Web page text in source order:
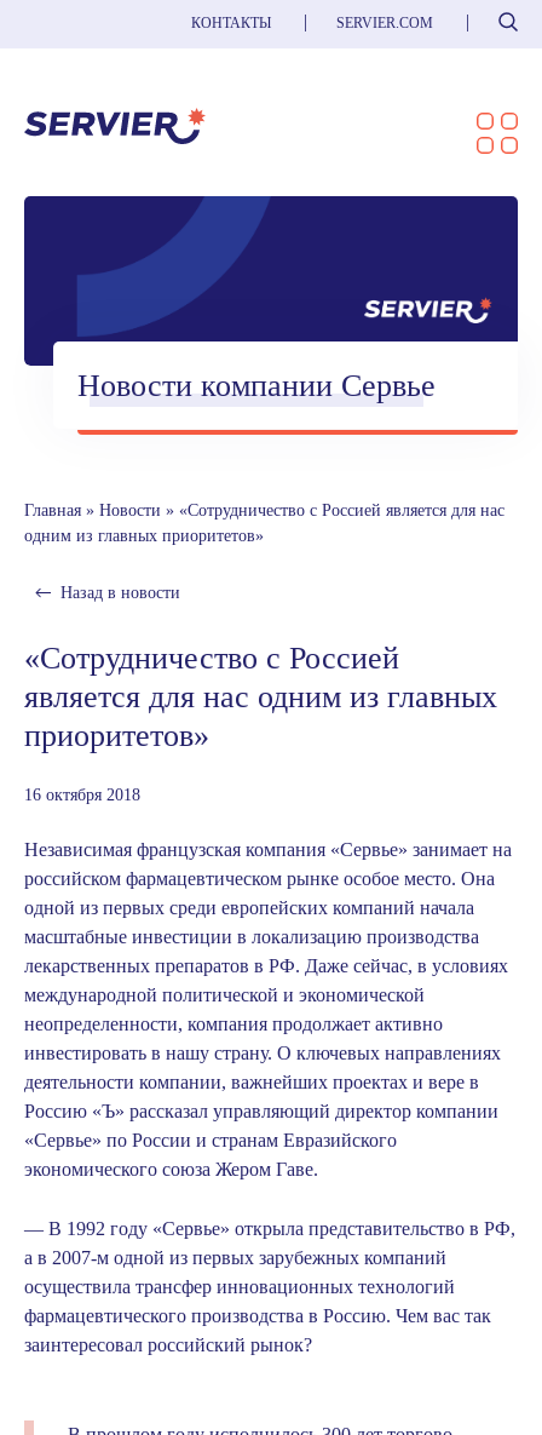
КОНТАКТЫ SERVIER.COM Поиск
Новости компании Сервье
Главная » Новости » «Сотрудничество с Россией является для нас
одним из главных приоритетов»
Назад в новости
«Сотрудничество с Россией
является для нас одним из главных
приоритетов»
16 октября 2018
Независимая французская компания «Сервье» занимает на
российском фармацевтическом рынке особое место. Она
одной из первых среди европейских компаний начала
масштабные инвестиции в локализацию производства
лекарственных препаратов в РФ. Даже сейчас, в условиях
международной политической и экономической
неопределенности, компания продолжает активно
инвестировать в нашу страну. О ключевых направлениях
деятельности компании, важнейших проектах и вере в
Россию «Ъ» рассказал управляющий директор компании
«Сервье» по России и странам Евразийского
экономического союза Жером Гаве.
— В 1992 году «Сервье» открыла представительство в РФ,
а в 2007-м одной из первых зарубежных компаний
осуществила трансфер инновационных технологий
фармацевтического производства в Россию. Чем вас так
заинтересовал российский рынок?